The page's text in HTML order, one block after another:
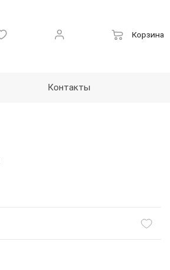
Корзина
Контакты